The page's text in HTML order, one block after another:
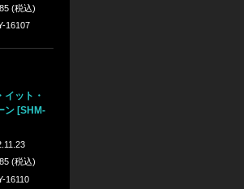
(税込)
16107
イット・
ン [SHM-
(税込)
16110